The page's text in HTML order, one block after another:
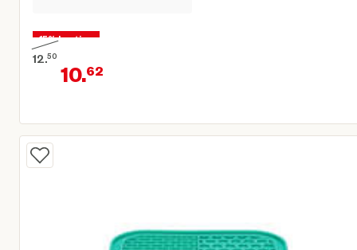
15% korting
12.50
Oorspronkelijke prijs € 12,50
10.62
Huidige prijs € 10,62